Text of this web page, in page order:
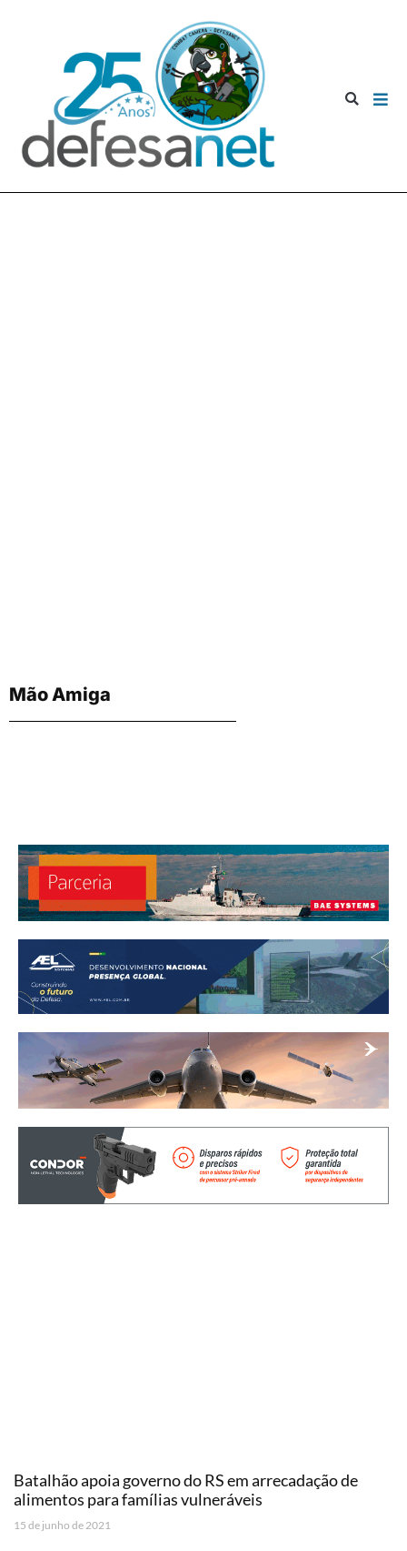
Mão Amiga
Batalhão apoia governo do RS em arrecadação de
alimentos para famílias vulneráveis
15 de junho de 2021